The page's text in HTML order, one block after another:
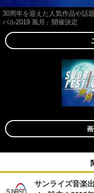
30周年を迎えた人気作品や話
バル2019 風月」開催決定
サンライズ音楽